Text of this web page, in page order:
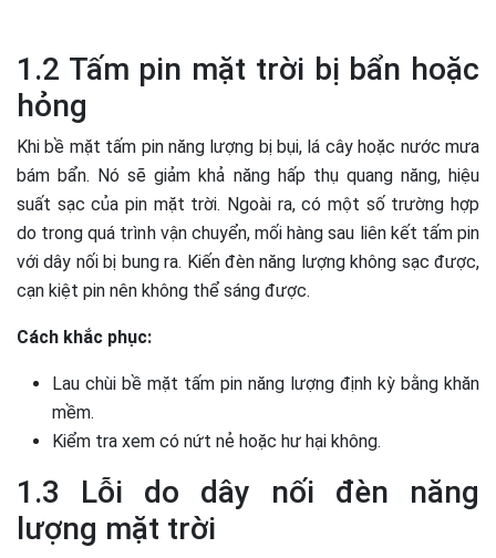
1.2 Tấm pin mặt trời bị bẩn hoặc
hỏng
Khi bề mặt tấm pin năng lượng bị bụi, lá cây hoặc nước mưa
bám bẩn. Nó sẽ giảm khả năng hấp thụ quang năng, hiệu
suất sạc của pin mặt trời. Ngoài ra, có một số trường hợp
do trong quá trình vận chuyển, mối hàng sau liên kết tấm pin
với dây nối bị bung ra. Kiến đèn năng lượng không sạc được,
cạn kiệt pin nên không thể sáng được.
Cách khắc phục:
Lau chùi bề mặt tấm pin năng lượng định kỳ bằng khăn
mềm.
Kiểm tra xem có nứt nẻ hoặc hư hại không.
1.3 Lỗi do dây nối đèn năng
lượng mặt trời